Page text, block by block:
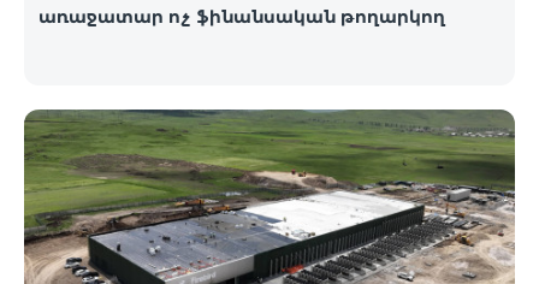
առաջատար ոչ ֆինանսական թողարկող